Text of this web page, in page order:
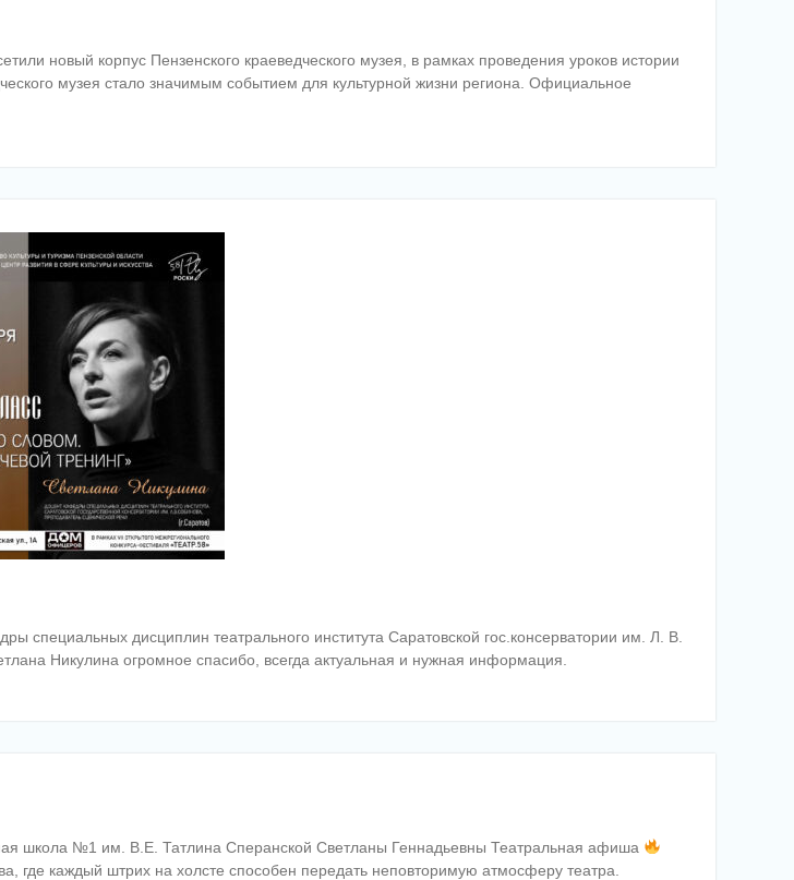
новый корпус Пензенского краеведческого музея, в рамках проведения уроков истории
музея стало значимым событием для культурной жизни региона. Официальное
специальных дисциплин театрального института Саратовской гос.консерватории им. Л. В.
Никулина огромное спасибо, всегда актуальная и нужная информация.
школа №1 им. В.Е. Татлина Сперанской Светланы Геннадьевны Театральная афиша
где каждый штрих на холсте способен передать неповторимую атмосферу театра.